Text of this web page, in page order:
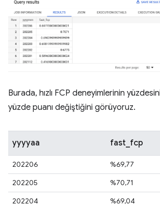
Burada, hızlı FCP deneyimlerinin
yüzde puanı değiştiğini görüyoruz.
yyyyaa fast_fcp
202206
%69,77
202205
%70,71
202204
%69,04